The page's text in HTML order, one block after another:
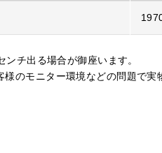
チ出る場合が御座います。
のモニター環境などの問題で実